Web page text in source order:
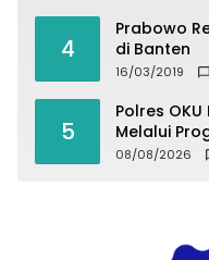
4
Prabowo
di Banten
16/03/2019
5
Polres
Melalui
08/08/2026